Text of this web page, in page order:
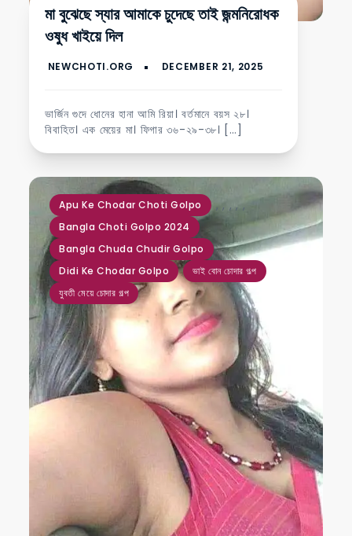
মা বুঝেছে স্যার আমাকে চুদেছে তাই জন্মনিরোধক
ওষুধ খাইয়ে দিল
ভার্জিন গুদে ধোনের হানা আমি রিয়া। বর্তমানে বয়স ২৮।
বিবাহিত। এক মেয়ের মা। ফিগার ৩৬-২৯-৩৮। […]
Apu Ke Chodar Choti Golpo ,
Bangla Choti Golpo 2024
,
Bangla Chuda Chudir Golpo
,
Didi Ke Chodar Golpo
,
ভাই বোন চোদার গল্প
,
যুবতী মেয়ে চোদার গল্প